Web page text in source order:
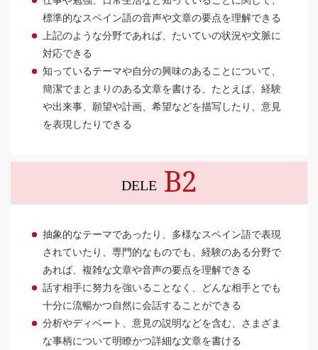
標準的なスペイン語の音声や文章の要点を理解できる
上記のような分野であれば、たいていの状況や文脈に
対応できる
知っているテーマや自分の興味のあることについて、
簡潔でまとまりのある文章を書ける、たとえば、経験
や出来事、願望や計画、希望などを描写したり、意見
を表現したりできる
DELE B2
抽象的なテーマであったり、多様なスペイン語で表現
されていたり、専門的なものでも、経験のある分野で
あれば、複雑な文章や音声の要点を理解できる
話す相手に努力を強いることなく、どんな相手とでも
十分に流暢かつ自然に会話することができる
分析やディベート、意見の説明などを含む、さまざま
な事柄について明瞭かつ詳細な文章を書ける